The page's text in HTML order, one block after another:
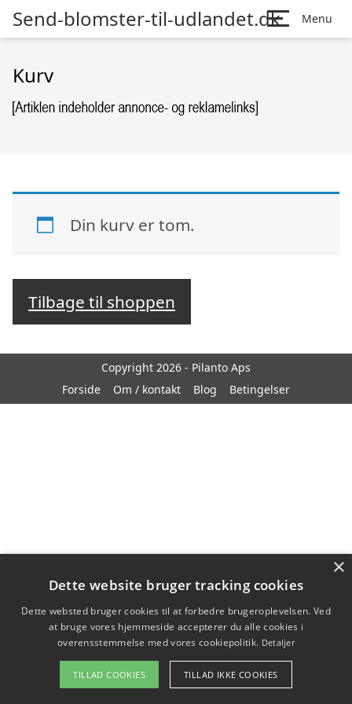
Send-blomster-til-udlandet.dk Menu
Kurv
Din kurv er tom.
Tilbage til shoppen
Copyright 2026 - Pilanto Aps
Forside
Om / kontakt Blog Betingelser
×
Dette website bruger tracking cookies
Dette websted bruger cookies til at forbedre brugeroplevelsen. Ved
at bruge vores hjemmeside accepterer du alle cookies i
overensstemmelse med vores cookiepolitik. Detaljer
TILLAD COOKIES TILLAD IKKE COOKIES